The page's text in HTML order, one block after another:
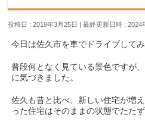
投稿日 : 2019年3月25日 最終更新日時 : 2024
今日は佐久市を車でドライブして
普段何となく見ている景色ですが
に気づきました。
佐久も昔と比べ、新しい住宅が増
った住宅はそのままの状態でたたず